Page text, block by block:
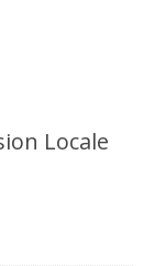
Locale